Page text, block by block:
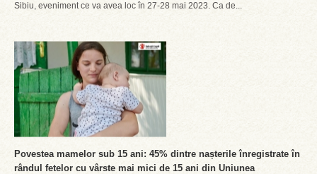
Sibiu, eveniment ce va avea loc în 27-28 mai 2023. Ca de...
Povestea mamelor sub 15 ani: 45% dintre nașterile înregistrate în
rândul fetelor cu vârste mai mici de 15 ani din Uniunea